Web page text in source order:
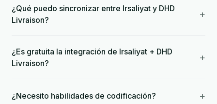
¿Qué puedo sincronizar entre Irsaliyat y DHD
Livraison?
+
¿Es gratuita la integración de Irsaliyat + DHD
Livraison?
+
¿Necesito habilidades de codificación? +